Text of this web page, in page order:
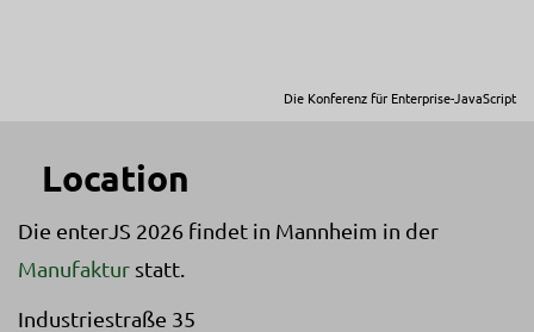
Die Konferenz für Enterprise-JavaScript
Location
Die enterJS 2026 findet in Mannheim in der
Manufaktur statt.
Industriestraße 35